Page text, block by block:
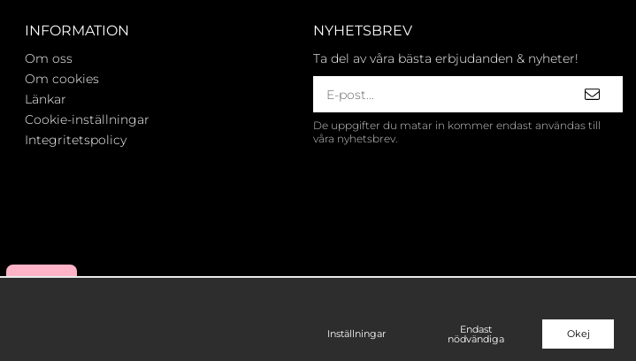
INFORMATION
Om oss
Om cookies
Länkar
Cookie-inställningar
Integritetspolicy
NYHETSBREV
Ta del av våra bästa erbjudanden & nyheter!
De uppgifter du matar in kommer endast användas till
våra nyhetsbrev.
Inställningar Endast
nödvändiga Okej